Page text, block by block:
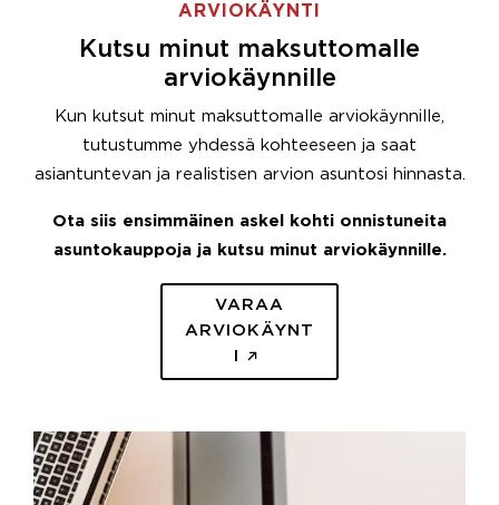
ARVIOKÄYNTI
Kutsu minut maksuttomalle
arviokäynnille
Kun kutsut minut maksuttomalle arviokäynnille,
tutustumme yhdessä kohteeseen ja saat
asiantuntevan ja realistisen arvion asuntosi hinnasta.
Ota siis ensimmäinen askel kohti onnistuneita
asuntokauppoja ja kutsu minut arviokäynnille.
VARAA
ARVIOKÄYNT